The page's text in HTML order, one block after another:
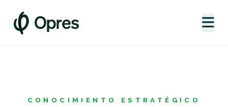
CONOCIMIENTO ESTRATÉGICO